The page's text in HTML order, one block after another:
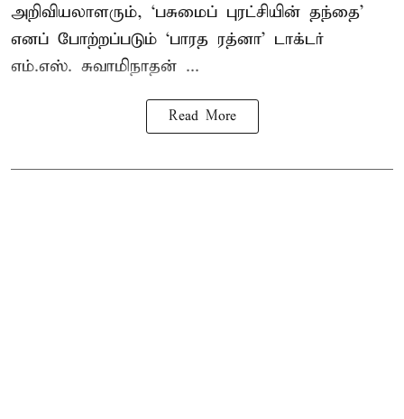
அறிவியலாளரும், ‘பசுமைப் புரட்சியின் தந்தை’
எனப் போற்றப்படும் ‘பாரத ரத்னா’ டாக்டர்
எம்.எஸ். சுவாமிநாதன் ...
Read More